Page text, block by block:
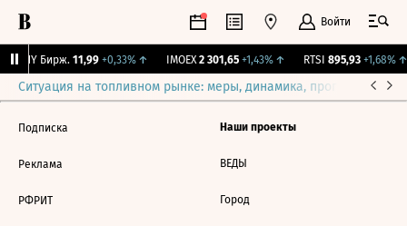
Войти
CNY Бирж. 11,99 +0,33%↑ IMOEX 2 301,65 +1,43%↑ RTSI 895,93 +1,68%↑
Ситуация на топливном рынке: меры, динамика, прогнозы
Подписка
Реклама
РФРИТ
Наши проекты
ВЕДЫ
Город